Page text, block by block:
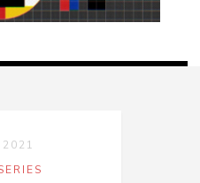
2021